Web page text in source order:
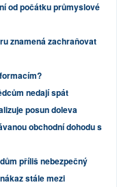
od počátku průmyslové
znamená zachraňovat
nedají spát
posun doleva
obchodní dohodu s
příliš nebezpečný
stále mezi